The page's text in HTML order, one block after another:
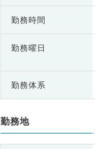
勤務時間
勤務曜日
勤務体系
勤務地